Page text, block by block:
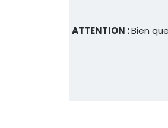
ATTENTION :Bien